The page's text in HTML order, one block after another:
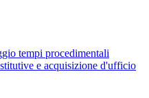
tempi procedimentali
e acquisizione d'ufficio